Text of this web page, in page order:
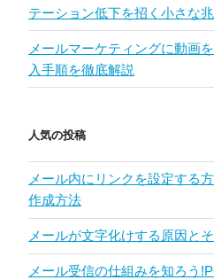
テーション低下を招く小さな
メールマーケティングに動画
入手順を徹底解説
人気の投稿
メール内にリンクを設定する
作成方法
メールが文字化けする原因と
メール受信の仕組みを知ろう